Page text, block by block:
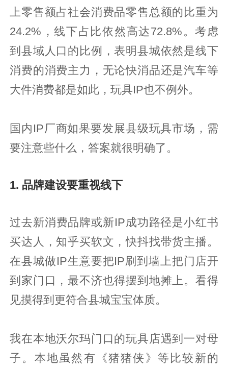
上零售额占社会消费品零售总额的比重为
24.2%，线下占比依然高达72.8%。考虑
到县域人口的比例，表明县城依然是线下
消费的消费主力，无论快消品还是汽车等
大件消费都是如此，玩具IP也不例外。
国内IP厂商如果要发展县级玩具市场，需
要注意些什么，答案就很明确了。
1. 品牌建设要重视线下
过去新消费品牌或新IP成功路径是小红书
买达人，知乎买软文，快抖找带货主播。
在县城做IP生意要把IP刷到墙上把门店开
到家门口，最不济也得摆到地摊上。看得
见摸得到更符合县城宝宝体质。
我在本地沃尔玛门口的玩具店遇到一对母
子。本地虽然有《猪猪侠》等比较新的